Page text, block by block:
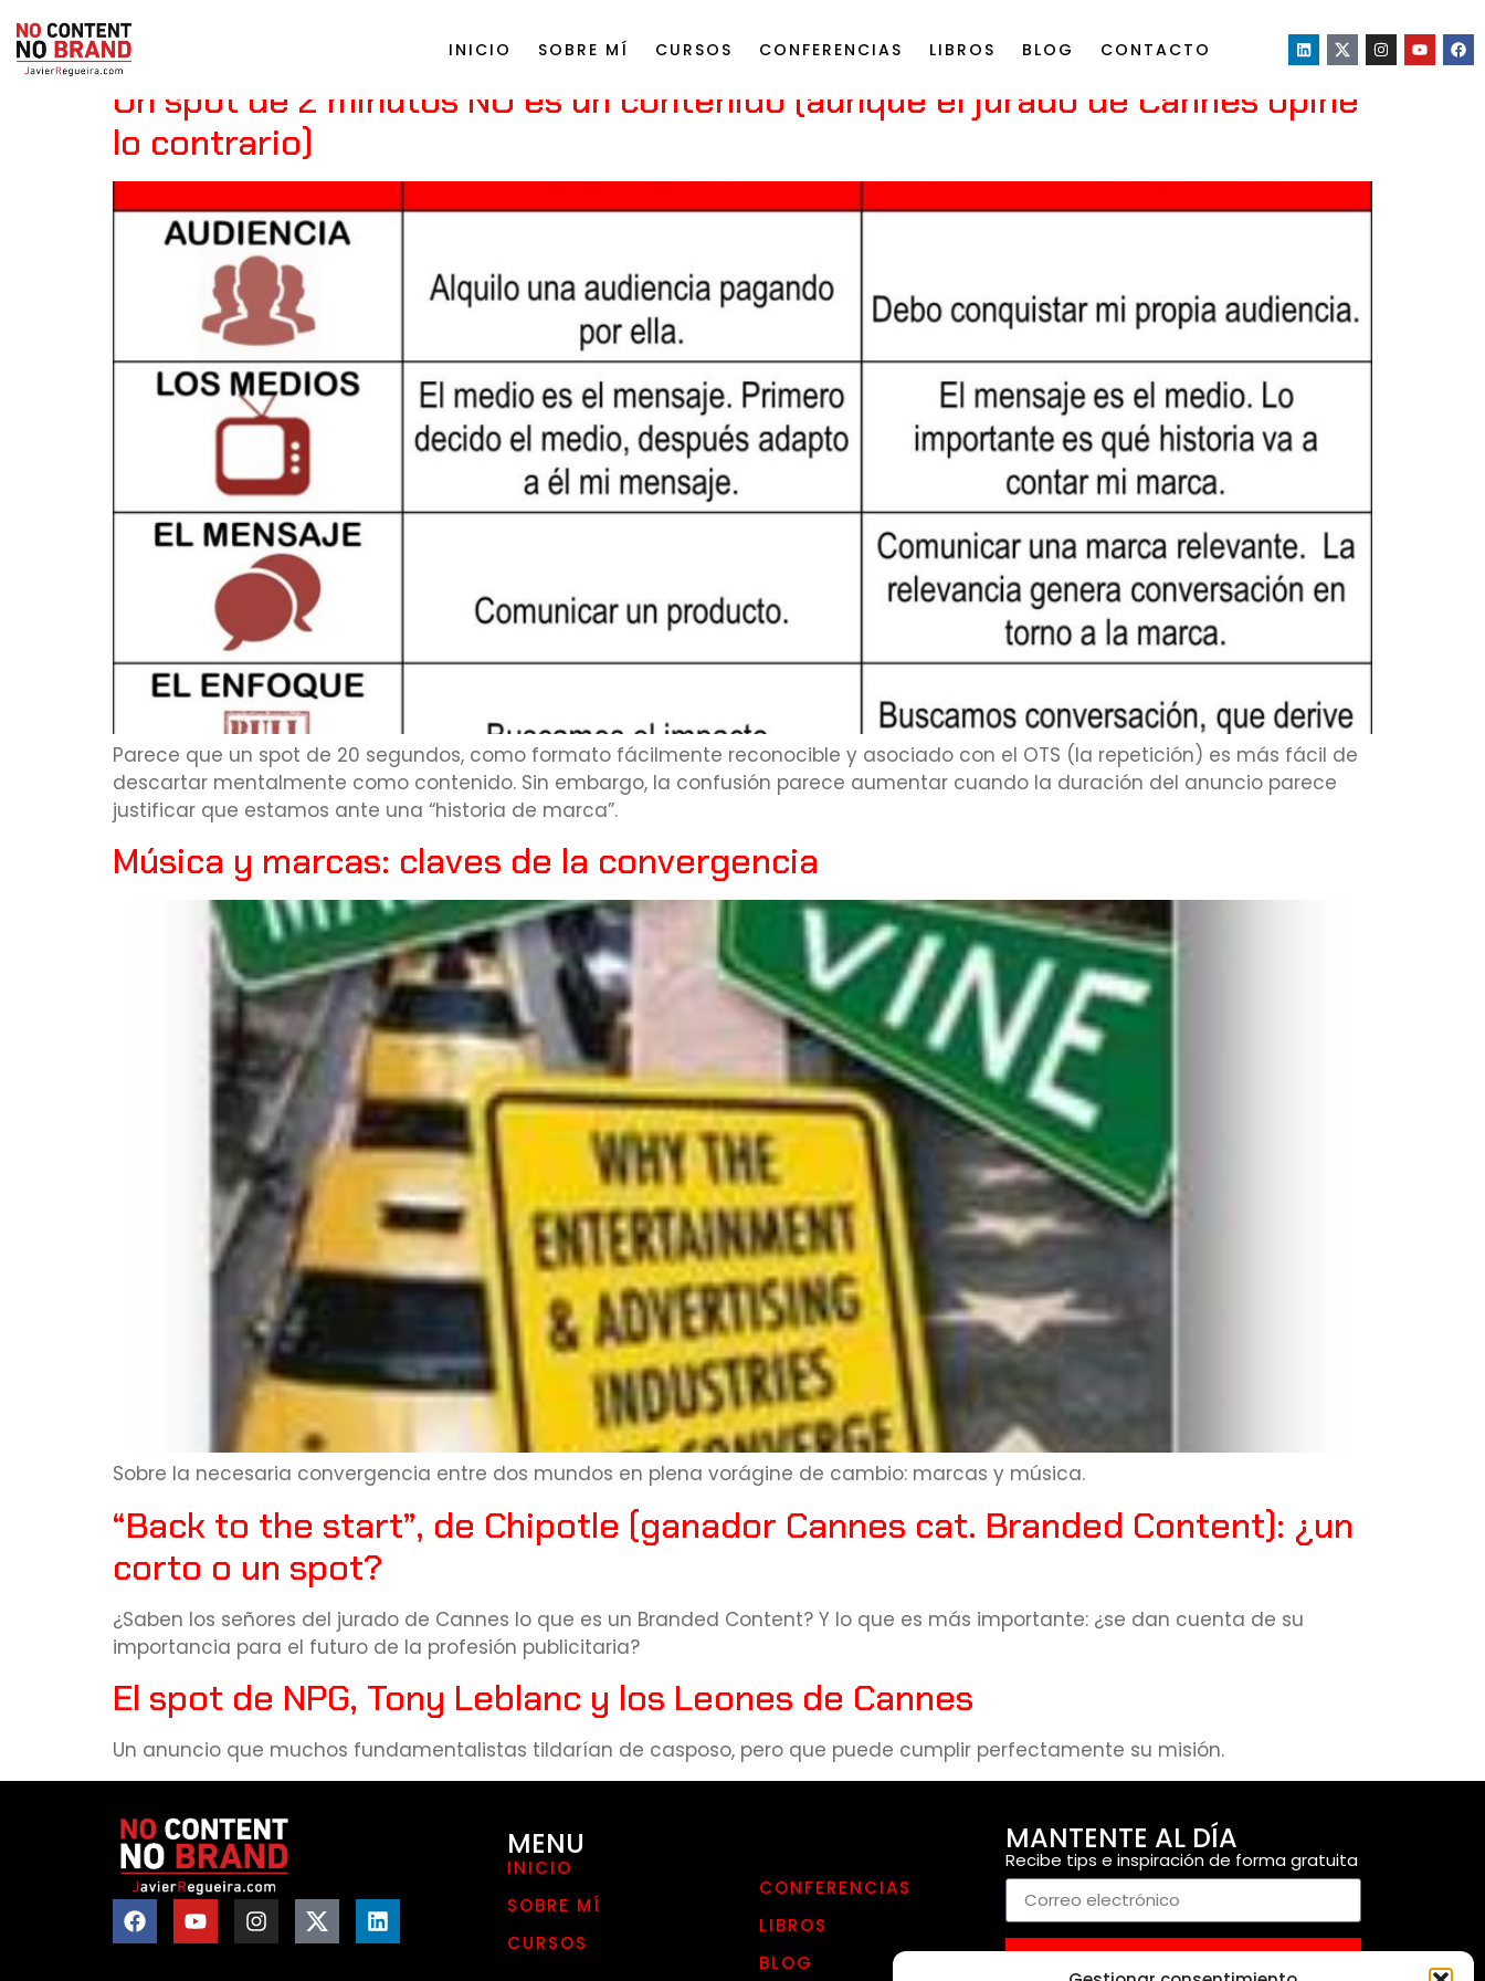
INICIO SOBRE MÍ CURSOS CONFERENCIAS LIBROS BLOG CONTACTO
Tag:
Un spot de 2 minutos NO es un contenido (aunque el jurado de Cannes opine
lo contrario)
Parece que un spot de 20 segundos, como formato fácilmente reconocible y asociado con el OTS (la repetición) es más fácil de
descartar mentalmente como contenido. Sin embargo, la confusión parece aumentar cuando la duración del anuncio parece
justificar que estamos ante una “historia de marca”.
Música y marcas: claves de la convergencia
Sobre la necesaria convergencia entre dos mundos en plena vorágine de cambio: marcas y música.
“Back to the start”, de Chipotle (ganador Cannes cat. Branded Content): ¿un
corto o un spot?
¿Saben los señores del jurado de Cannes lo que es un Branded Content? Y lo que es más importante: ¿se dan cuenta de su
importancia para el futuro de la profesión publicitaria?
El spot de NPG, Tony Leblanc y los Leones de Cannes
Un anuncio que muchos fundamentalistas tildarían de casposo, pero que puede cumplir perfectamente su misión.
MENU
INICIO
SOBRE MÍ
CURSOS
CONFERENCIAS
LIBROS
BLOG
MANTENTE AL DÍA
Recibe tips e inspiración de forma gratuita